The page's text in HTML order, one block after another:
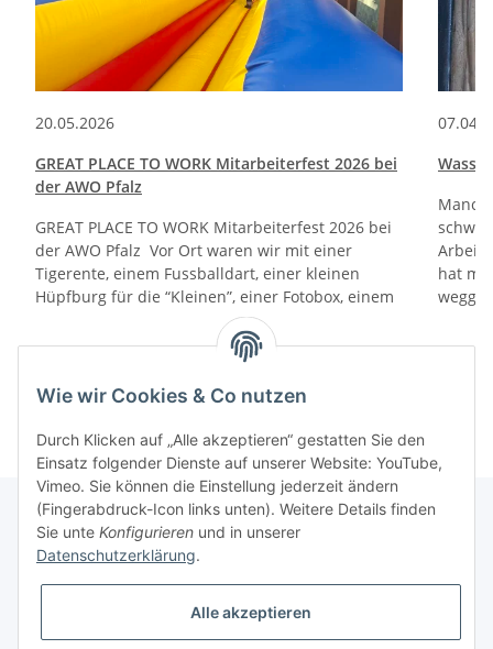
20.05.2026
GREAT PLACE TO WORK Mitarbeiterfest 2026 bei
der AWO Pfalz
GREAT PLACE TO WORK Mitarbeiterfest 2026 bei
der AWO Pfalz Vor Ort waren wir mit einer
Tigerente, einem Fussballdart, einer kleinen
Hüpfburg für die “Kleinen”, einer Fotobox, einem
hat
Informationen
Wie wir Cookies & Co nutzen
Durch Klicken auf „Alle akzeptieren“ gestatten Sie den
Einsatz folgender Dienste auf unserer Website: YouTube,
Vimeo. Sie können die Einstellung jederzeit ändern
(Fingerabdruck-Icon links unten). Weitere Details finden
Sie unte Konfigurieren und in unserer
Datenschutzerklärung.
Alle akzeptieren